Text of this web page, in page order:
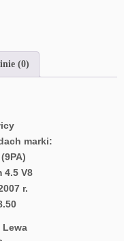
(0)
marki:
4.5 V8
r.